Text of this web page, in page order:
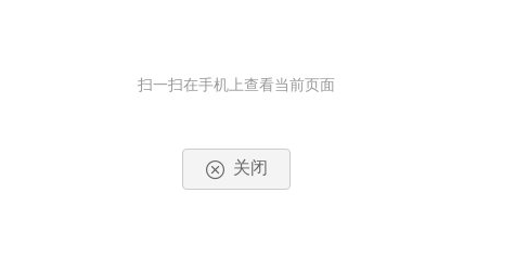
扫一扫在手机上查看当前页面
关闭